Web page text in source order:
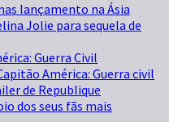
lançamento na Ásia
Jolie para sequela de
Guerra Civil
América: Guerra civil
de Republique
dos seus fãs mais